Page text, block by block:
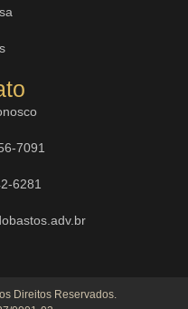
7091
6281
Direitos Reservados.